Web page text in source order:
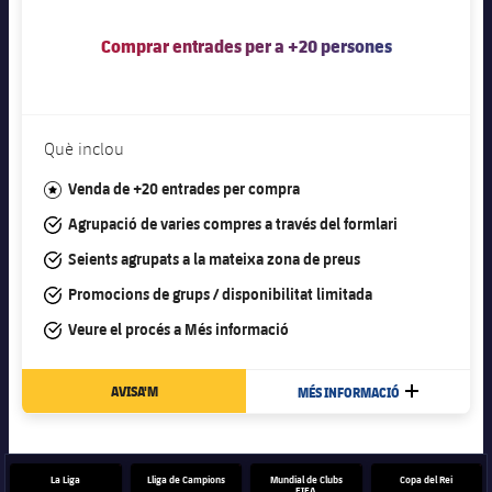
Atletisme
plusicon
més
Masculí
Agenda
Actualitat
Calendari
Resultats
Classificació
Hockey gel
Actualitat
Jugadors
Calendari
Resultats
Hoquei herba
plusicon
més
Hockey Herba Masculí
Hockey Herba Femení
Patinatge artístic
plusicon
més
Actualitat
Plantilla
Agenda
Escola de Patinatge
Rugby
plusicon
més
Actualitat
Voleibol
plusicon
més
Comprar entrades per a +20 persones
Què inclou
#star
Venda de +20 entrades per compra
#tick
Agrupació de varies compres a través del formlari
#tick
Seients agrupats a la mateixa zona de preus
#tick
Promocions de grups / disponibilitat limitada
#tick
Veure el procés a Més informació
AVISA'M MÉS INFORMACIÓ
La Liga Lliga de Campions
Mundial de Clubs
Copa del Rei